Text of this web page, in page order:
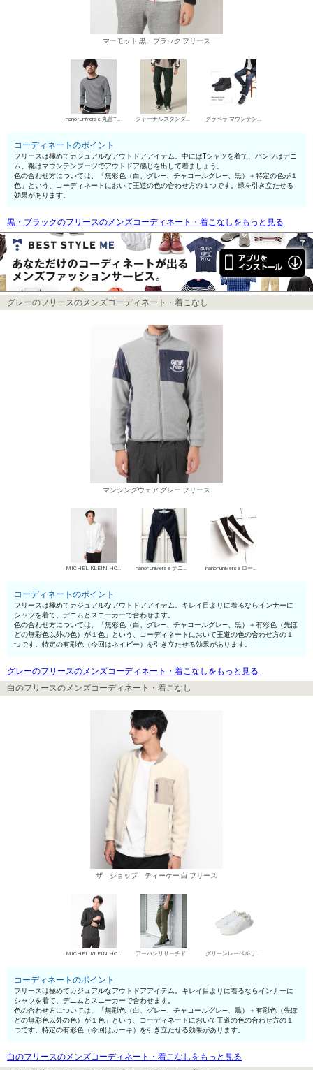
マーモット 黒・ブラック フリース
nano･universe 丸首Tシャツ ジャーナルスタンダード デニムパンツ・ジーンズ グラベラ マウンテンブーツ
コーディネートのポイント
フリースは極めてカジュアルなアウトドアアイテム。中にはTシャツを着て、パンツはデニ
ム、靴はマウンテンブーツでアウトドア感じを出して着ましょう。
色の合わせ方については、「無彩色（白、グレ—、チャコールグレ—、黒）＋特定の色が１
色」という、コーディネートにおいて王道の色の合わせ方の１つです。緑を引き立たせる
効果があります。
黒・ブラックのフリースのメンズコーディネート・着こなしをもっと見る
グレーのフリースのメンズコーディネート・着こなし
マンシングウェア グレー フリース
MICHEL KLEIN HOMME シャツ nano･universe デニムパンツ・ジーンズ nano･universe ローカットスニーカー
コーディネートのポイント
フリースは極めてカジュアルなアウトドアアイテム。キレイ目よりに着るならインナーに
シャツを着て、デニムとスニーカーで合わせます。
色の合わせ方については、「無彩色（白、グレ—、チャコールグレ—、黒）＋有彩色（先ほ
どの無彩色以外の色）が１色」という、コーディネートにおいて王道の色の合わせ方の１
つです。特定の有彩色（今回はネイビー）を引き立たせる効果があります。
グレーのフリースのメンズコーディネート・着こなしをもっと見る
白のフリースのメンズコーディネート・着こなし
ザ ショップ ティーケー 白 フリース
MICHEL KLEIN HOMME シャツ アーバンリサーチドアーズ デニムパンツ・ジーンズ グリーンレーベルリラクシング ローカットスニーカー
コーディネートのポイント
フリースは極めてカジュアルなアウトドアアイテム。キレイ目よりに着るならインナーに
シャツを着て、デニムとスニーカーで合わせます。
色の合わせ方については、「無彩色（白、グレ—、チャコールグレ—、黒）＋有彩色（先ほ
どの無彩色以外の色）が１色」という、コーディネートにおいて王道の色の合わせ方の１
つです。特定の有彩色（今回はカーキ）を引き立たせる効果があります。
白のフリースのメンズコーディネート・着こなしをもっと見る